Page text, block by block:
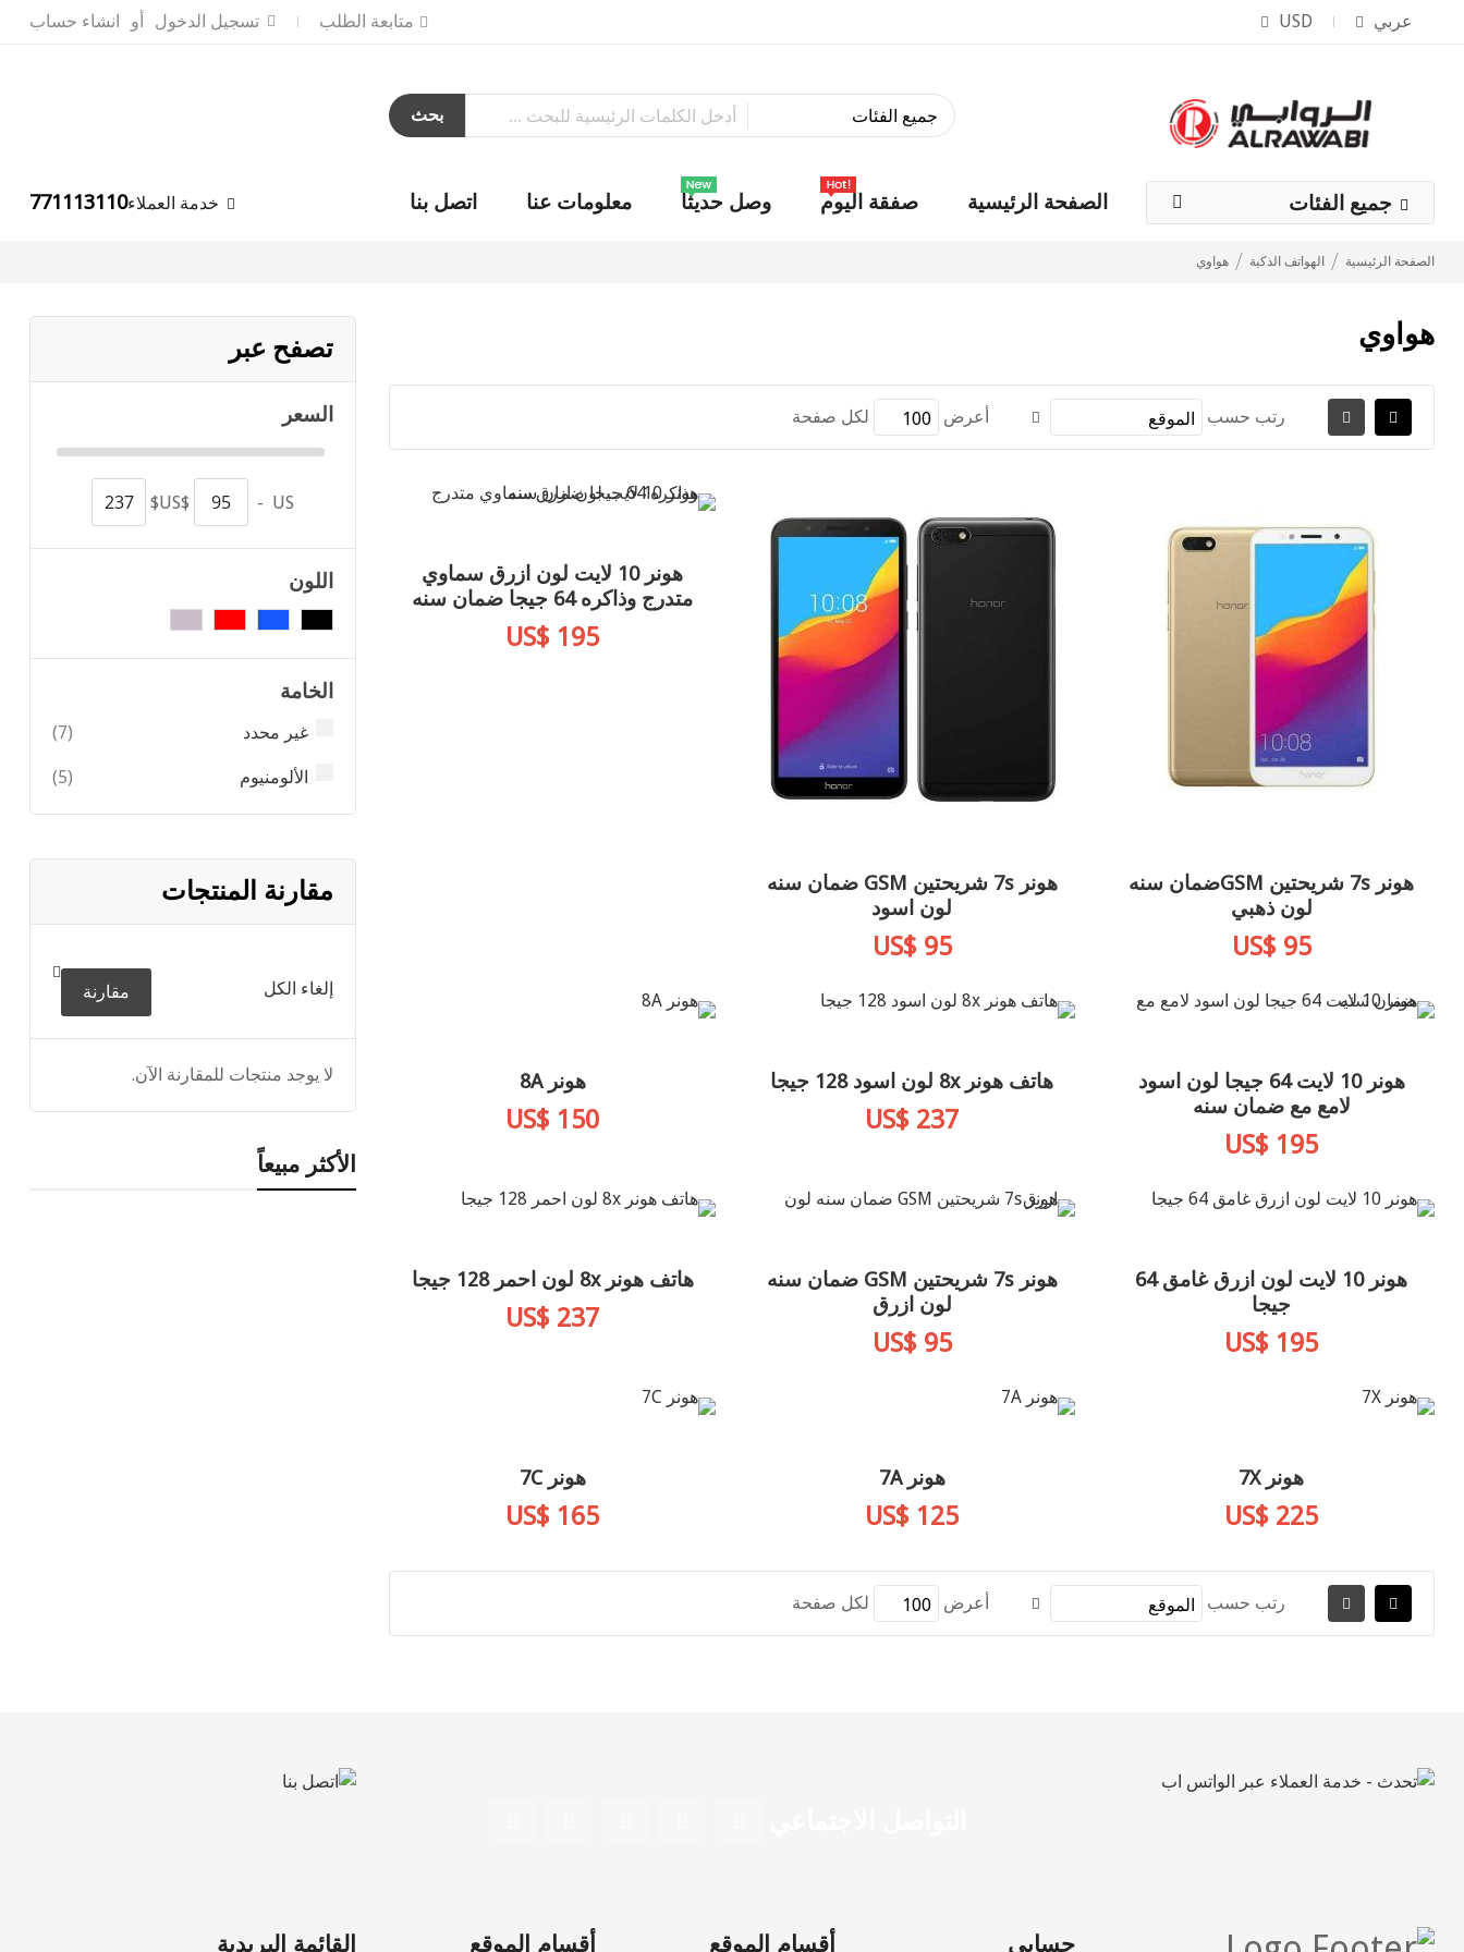
عربي USD تسجيل الدخول انشاء حساب متابعة الطلب
بحث
جميع الفئات الصفحة الرئيسية صفقة اليوم وصل حديثاً معلومات عنا اتصل بنا خدمة العملاء771113110
الصفحة الرئيسية الهواتف الذكية هواوي
هواوي
رتب حسب أعرض لكل صفحة
هونر 7s شريحتين GSMضمان سنه
لون ذهبي
US$ 95
هونر 7s شريحتين GSM ضمان سنه
لون اسود
US$ 95
هونر 10 لايت لون ازرق سماوي
متدرج وذاكره 64 جيجا ضمان سنه
US$ 195
هونر 10 لايت 64 جيجا لون اسود
لامع مع ضمان سنه
US$ 195
هاتف هونر 8x لون اسود 128 جيجا
US$ 237
هونر 8A
US$ 150
هونر 10 لايت لون ازرق غامق 64
جيجا
US$ 195
هونر 7s شريحتين GSM ضمان سنه
لون ازرق
US$ 95
هاتف هونر 8x لون احمر 128 جيجا
US$ 237
هونر 7X
US$ 225
هونر 7A
US$ 125
هونر 7C
US$ 165
رتب حسب أعرض لكل صفحة
تصفح عبر
السعر
US$ - US$
اللون
الخامة
غير محدد 7
items
الألومنيوم 5
items
مقارنة المنتجات
مقارنة إلغاء الكل
لا يوجد منتجات للمقارنة الآن.
الأكثر مبيعاً
حسابي أقسام الموقع أقسام الموقع القائمة البريدية